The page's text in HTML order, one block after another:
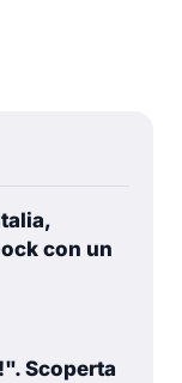
con un
Scoperta